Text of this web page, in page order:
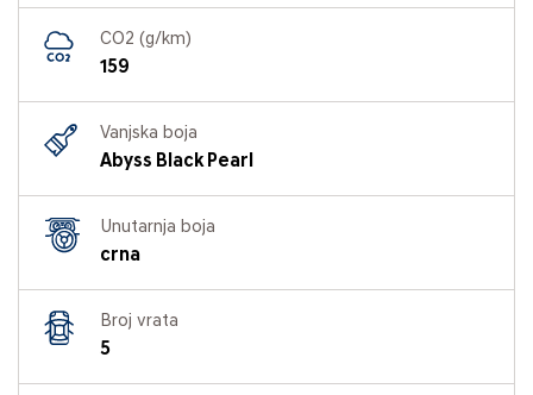
CO2 (g/km)
159
Vanjska boja
Abyss Black Pearl
Unutarnja boja
crna
Broj vrata
5